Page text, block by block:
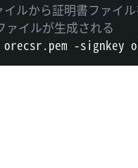
ルから証明書ファイ
イルが生成される